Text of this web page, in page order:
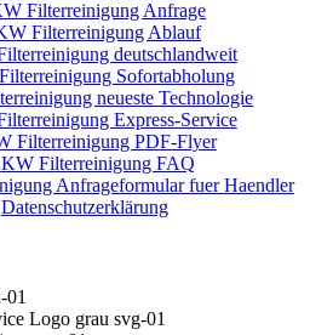
Datenschutzerklärung